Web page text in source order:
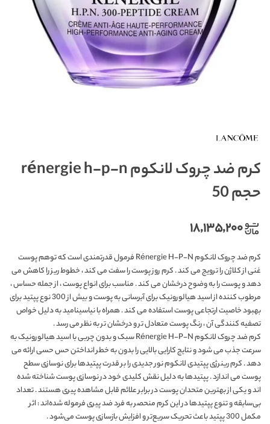
کرم ضد چروک لانکوم rénergie h-p-n
حجم 50
۱۸,۱۳۵,۲۰۰
کرم ضد چروک لانکوم Rénergie H-P-N فرمول قدرتمندی است که توهم پوست
غنی از کلاژن را ترویج می کند . کرم روز پوست را سفت می کند ، خطوط ریز را کاهش می
دهد و پوست را به وضوح درخشان می کند . مناسب برای انواع پوست ، از جمله حساس ،
مرطوب کننده از اسید هیالورونیک برای آبرسانی به پوست و بیش از 300 نوع پپتید برای
بهبود خاصیت ارتجاعی پوست استفاده می کند . همراه با نیاسینامید به دلیل خواص
تصفیه کنندگی آن ، رنگ پوست متعادل تر و درخشان تر به نظر می رسد .
کرم ضد چروک لانکوم Rénergie H-P-N سبک و بدون چربی با اسید هیالورونیک به
سرعت جذب می شود و نتایج کارایی بالایی را بدون به خطر انداختن حس حسی ارائه می
دهد . کرم رینرژی پپتیدی لانکوم نور جدیدی را بر قدرت پپتیدها برای نوسازی سطح
پوست می اندازد . پپتیدها به دلیل نقش کلیدی خود در نوسازی پوست شناخته شده
اند و یکی از بهترین متحدان پوست در برابر علائم قابل مشاهده پیری هستند . تعداد
بی‌سابقه و تنوع پپتیدها در این کرم منحصر به فرد ضد پیری فرموله شده‌اند : اثر
مکمل 300 پپتید باعث تحریک سریع‌تر و افزایش بازسازی پوست می‌شود .